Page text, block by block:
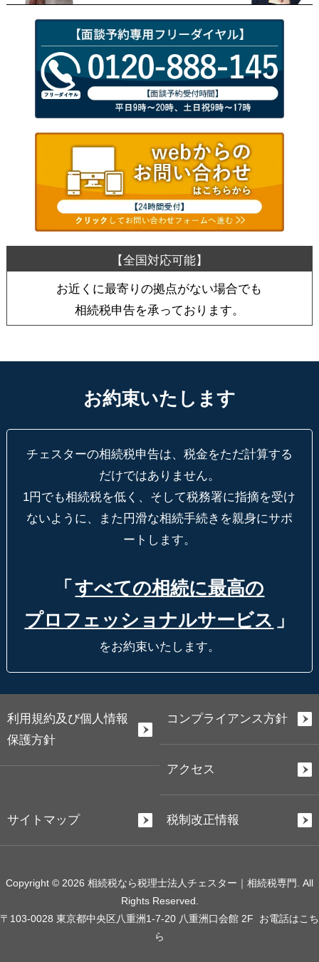
お近くに最寄りの拠点がない場合でも
相続税申告を承っております。
お約束いたします
チェスターの相続税申告は、税金をただ計算する
だけではありません。
1円でも相続税を低く、そして税務署に指摘を受け
ないように、
また円滑な相続手続きを親身にサポ
ートします。
「 すべての相続に最高の
プロフェッショナルサービス 」
をお約束いたします。
利用規約及び個人情報
保護方針
コンプライアンス方針
アクセス
サイトマップ 税制改正情報
Copyright © 2026 相続税なら税理士法人チェスター｜相続税専門. All
Rights Reserved.
〒103-0028 東京都中央区八重洲1-7-20 八重洲口会館 2F お電話はこち
ら